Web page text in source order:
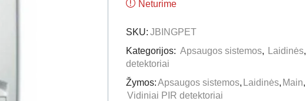
Neturime
SKU: JBINGPET
Kategorijos: Apsaugos sistemos, Laidinės,
detektoriai
Žymos:Apsaugos sistemos, Laidinės, Main,
Vidiniai PIR detektoriai